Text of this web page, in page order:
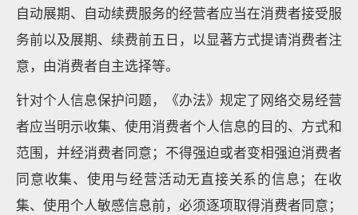
自动展期、自动续费服务的经营者应当在消费者接受服
务前以及展期、续费前五日，以显著方式提请消费者注
意，由消费者自主选择等。
针对个人信息保护问题，《办法》规定了网络交易经营
者应当明示收集、使用消费者个人信息的目的、方式和
范围，并经消费者同意；不得强迫或者变相强迫消费者
同意收集、使用与经营活动无直接关系的信息；在收
集、使用个人敏感信息前，必须逐项取得消费者同意；